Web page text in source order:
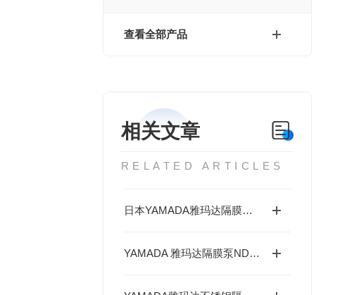
查看全部产品
相关文章
RELATED ARTICLES
日本YAMADA雅玛达隔膜泵NDP-25系列的玻纤增强聚丙烯（PP-GF）泵体
YAMADA 雅玛达隔膜泵NDP-25系列铸铁（S45C）简介